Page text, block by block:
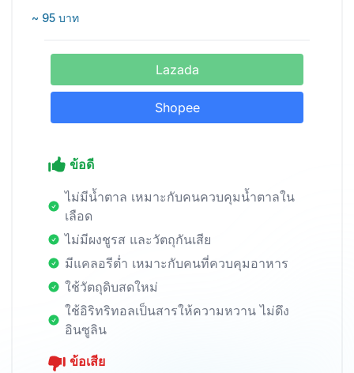
~ 95 บาท
Lazada
Shopee
ข้อดี
ไม่มีน้ำตาล เหมาะกับคนควบคุมน้ำตาลใน
เลือด
ไม่มีผงชูรส และวัตถุกันเสีย
มีแคลอรีต่ำ เหมาะกับคนที่ควบคุมอาหาร
ใช้วัตถุดิบสดใหม่
ใช้อิริทริทอลเป็นสารให้ความหวาน ไม่ดึง
อินซูลิน
ข้อเสีย